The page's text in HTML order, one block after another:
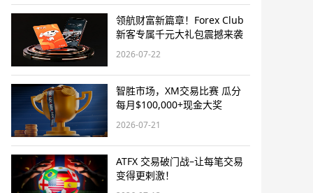
领航财富新篇章！Forex Club
新客专属千元大礼包震撼来袭
2026-07-22
智胜市场，XM交易比赛 瓜分
每月$100,000+现金大奖
2026-07-21
ATFX 交易破门战–让每笔交易
变得更剌激！